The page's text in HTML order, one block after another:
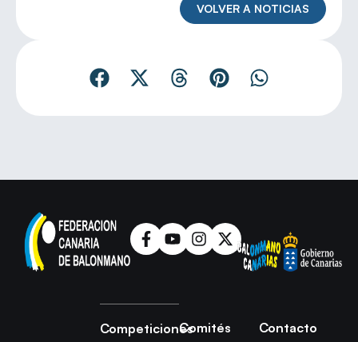
VOLVER A NOTICIAS
CompeticionesComités
Contacto